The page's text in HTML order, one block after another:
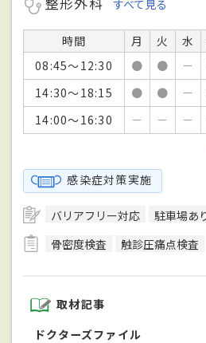
すべて見る
時間 月 火 水
08:45～12:30
● ● －
14:30～18:15
● ● －
14:00～16:30
－ － －
感染症対策実施
バリアフリー対応 駐車場あ
骨密度検査
触診圧痛点検査
取材記事
ドクターズファイル